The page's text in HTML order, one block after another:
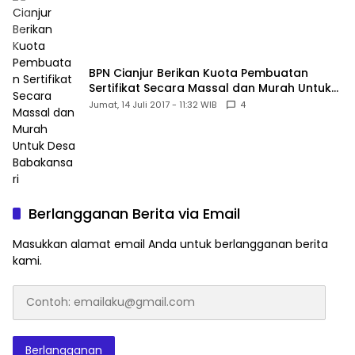
BPN Cianjur Berikan Kuota Pembuatan
Sertifikat Secara Massal dan Murah Untuk
Desa Babakansari
Jumat, 14 Juli 2017 - 11:32 WIB 4
Berlangganan Berita via Email
Masukkan alamat email Anda untuk berlangganan berita
kami.
emailaku@gmail.com
Berlangganan